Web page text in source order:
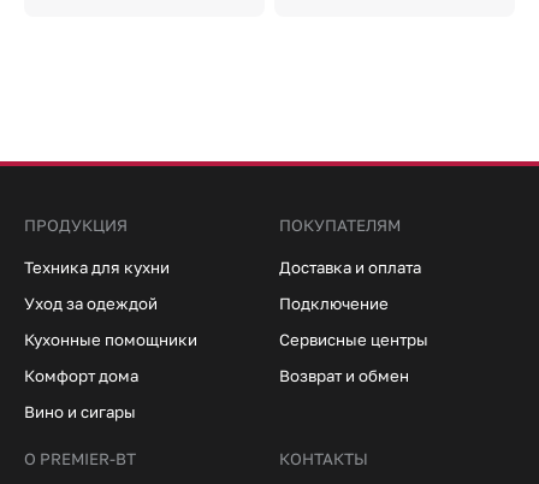
ПРОДУКЦИЯ
Техника для кухни
Уход за одеждой
Кухонные помощники
Комфорт дома
Вино и сигары
ПОКУПАТЕЛЯМ
Доставка и оплата
Подключение
Сервисные центры
Возврат и обмен
О PREMIER-BT КОНТАКТЫ